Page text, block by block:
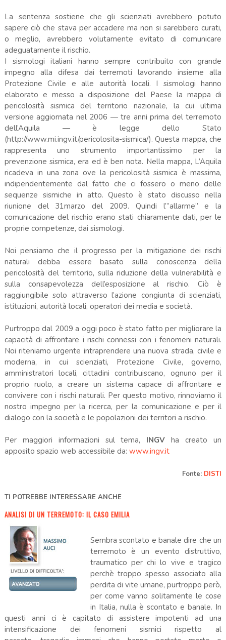
La sentenza sostiene che gli scienziati avrebbero potuto
sapere ciò che stava per accadere ma non si sarebbero curati,
o meglio, avrebbero volutamente evitato di comunicare
adeguatamente il rischio.
I sismologi italiani hanno sempre contribuito con grande
impegno alla difesa dai terremoti lavorando insieme alla
Protezione Civile e alle autorità locali. I sismologi hanno
elaborato e messo a disposizione del Paese la mappa di
pericolosità sismica del territorio nazionale, la cui ultima
versione aggiornata nel 2006 — tre anni prima del terremoto
dell’Aquila — è legge dello Stato
(http://www.mi.ingv.it/pericolosita-sismica/). Questa mappa, che
rappresenta uno strumento importantissimo per la
prevenzione sismica, era ed è ben nota. Nella mappa, L’Aquila
ricadeva in una zona ove la pericolosità sismica è massima,
indipendentemente dal fatto che ci fossero o meno delle
sequenze sismiche in atto. Questo è stato discusso nella
riunione del 31marzo del 2009. Quindi l’”allarme” e la
comunicazione del rischio erano stati chiaramente dati, per le
proprie competenze, dai sismologi.
Noi pensiamo che il progresso per la mitigazione dei rischi
naturali debba essere basato sulla conoscenza della
pericolosità del territorio, sulla riduzione della vulnerabilità e
sulla consapevolezza dell’esposizione al rischio. Ciò è
raggiungibile solo attraverso l’azione congiunta di scienziati,
istituzioni, autorità locali, operatori dei media e società.
Purtroppo dal 2009 a oggi poco è stato fatto per migliorare la
capacità di affrontare i rischi connessi con i fenomeni naturali.
Noi riteniamo urgente intraprendere una nuova strada, civile e
moderna, in cui scienziati, Protezione Civile, governo,
amministratori locali, cittadini contribuiscano, ognuno per il
proprio ruolo, a creare un sistema capace di affrontare e
convivere con i rischi naturali. Per questo motivo, rinnoviamo il
nostro impegno per la ricerca, per la comunicazione e per il
dialogo con la società e le popolazioni dei territori a rischio.
Per maggiori informazioni sul tema, INGV ha creato un
apposito spazio web accessibile da: www.ingv.it
Fonte: DISTI
TI POTREBBE INTERESSARE ANCHE
ANALISI DI UN TERREMOTO: IL CASO EMILIA
Sembra scontato e banale dire che un
terremoto è un evento distruttivo,
traumatico per chi lo vive e tragico
perchè troppo spesso associato alla
perdita di vite umane, purtroppo però,
per come vanno solitamente le cose
in Italia, nulla è scontato e banale. In
questi anni ci è capitato di assistere impotenti ad una
intensificazione dei fenomeni sismici rispetto al